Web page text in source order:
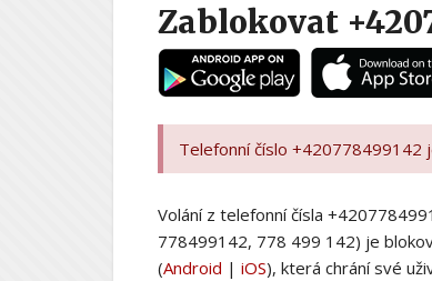
Zablokovat
Telefonní číslo +420778499142
Volání z telefonní čísla
778499142, 778 499 142) je
(Android | iOS), která chrání své